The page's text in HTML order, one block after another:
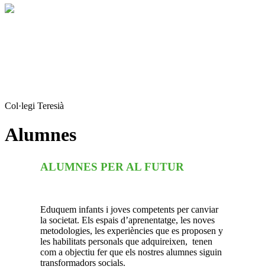
Col·legi Teresià
Alumnes
ALUMNES PER AL FUTUR
Eduquem infants i joves competents per canviar
la societat. Els espais d’aprenentatge, les noves
metodologies, les experiències que es proposen y
les habilitats personals que adquireixen, tenen
com a objectiu fer que els nostres alumnes siguin
transformadors socials.